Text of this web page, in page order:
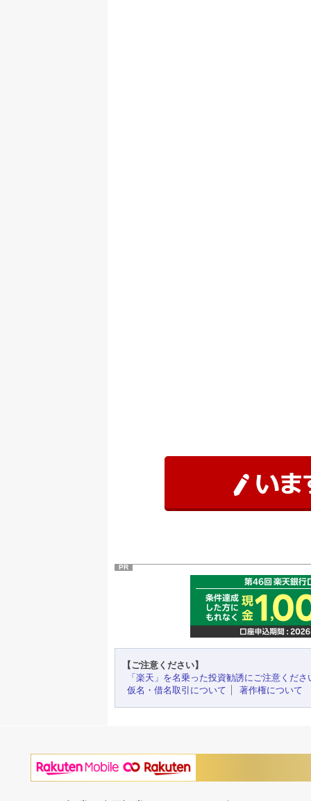
PR
【ご注意ください】
「楽天」を名乗った投資勧誘にご注意くださ
仮名・借名取引について
著作権について